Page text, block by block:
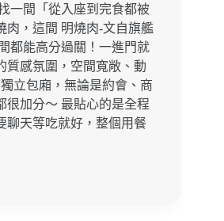
一間「從入座到完食都被
肉，這間 明燒肉-文自旗艦
都能高分過關！一進門就
質感氛圍，空間寬敞、動
立包廂，無論是約會、商
很加分～ 最貼心的是全程
聊天等吃就好，整個用餐